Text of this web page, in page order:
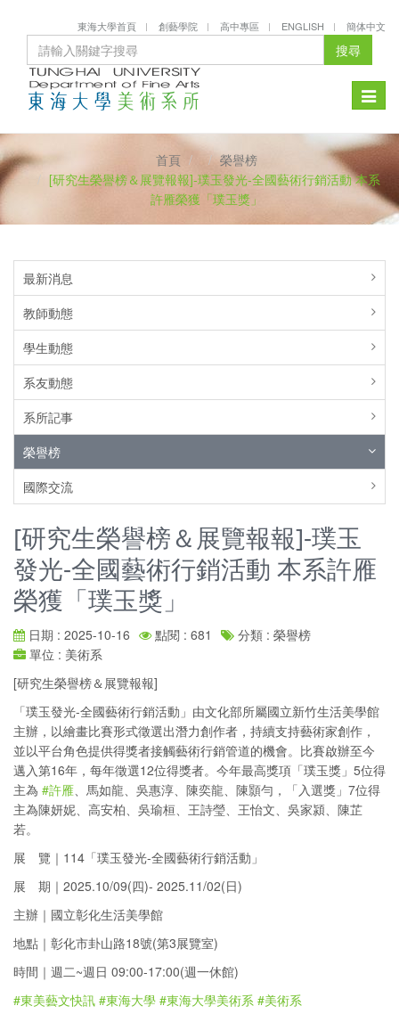
東海大學首頁 創藝學院 高中專區 ENGLISH 簡体中文
搜尋
Toggle
首頁
榮譽榜
[研究生榮譽榜＆展覽報報]-璞玉發光-全國藝術行銷活動 本系
許雁榮獲「璞玉獎」
最新消息
教師動態
學生動態
系友動態
系所記事
榮譽榜
國際交流
[研究生榮譽榜＆展覽報報]-璞玉
發光-全國藝術行銷活動 本系許雁
榮獲「璞玉獎」
日期 : 2025-10-16 點閱 : 681
分類 : 榮譽榜
單位 : 美術系
[研究生榮譽榜＆展覽報報]
「璞玉發光-全國藝術行銷活動」由文化部所屬國立新竹生活美學館
主辦，以繪畫比賽形式徵選出潛力創作者，持續支持藝術家創作，
並以平台角色提供得獎者接觸藝術行銷管道的機會。比賽啟辦至今
邁入第16年，每年徵選12位得獎者。今年最高獎項「璞玉獎」5位得
主為 #許雁、馬如龍、吳惠淳、陳奕龍、陳顥勻，「入選獎」7位得
主為陳妍妮、高安柏、吳瑜桓、王詩瑩、王怡文、吳家潁、陳芷
若。
展 覽｜114「璞玉發光-全國藝術行銷活動」
展 期｜2025.10/09(四)- 2025.11/02(日)
主辦｜國立彰化生活美學館
地點｜彰化市卦山路18號(第3展覽室)
時間｜週二~週日 09:00-17:00(週一休館)
#東美藝文快訊 #東海大學 #東海大學美術系 #美術系